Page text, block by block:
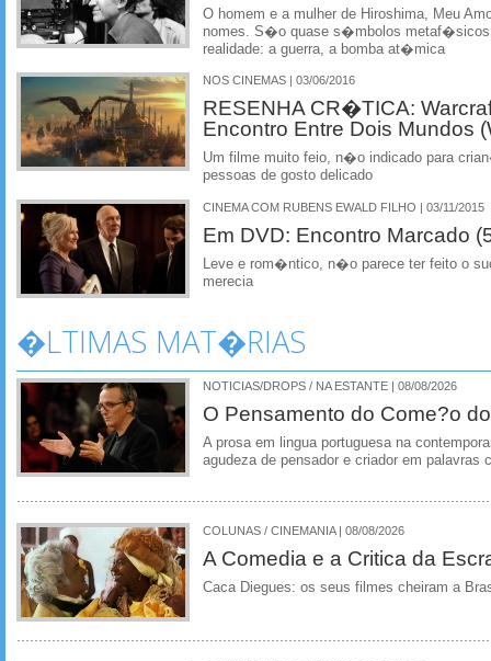
O homem e a mulher de Hiroshima, Meu
nomes. S�o quase s�mbolos
realidade: a guerra, a bomba at�mica
NOS CINEMAS | 03/06/2016
RESENHA CR�TICA:
Encontro Entre Dois Mundos
Um filme muito feio, n�o indicado para
pessoas de gosto delicado
CINEMA COM RUBENS EWALD FILHO | 03/11/2015
Em DVD: Encontro Marcado
Leve e rom�ntico, n�o parece ter feito o
merecia
�LTIMAS MAT�RIAS
NOTICIAS/DROPS / NA ESTANTE | 08/08/2026
O Pensamento do Come?o
A prosa em lingua portuguesa na
agudeza de pensador e criador em palavras
COLUNAS / CINEMANIA | 08/08/2026
A Comedia e a Critica da
Caca Diegues: os seus filmes cheiram a